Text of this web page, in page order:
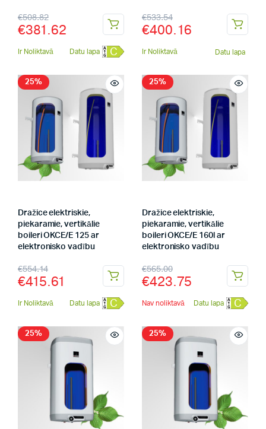
€508.82
€381.62
Ir Noliktavā Datu lapa C
€533.54
€400.16
Ir Noliktavā Datu lapa
25%
Dražice elektriskie,
piekaramie, vertikālie
boileri OKCE/E 125 ar
elektronisko vadību
€554.14
€415.61
Ir Noliktavā Datu lapa C
25%
Dražice elektriskie,
piekaramie, vertikālie
boileri OKCE/E 160l ar
elektronisko vadību
€565.00
€423.75
Nav noliktavā Datu lapa C
25% 25%